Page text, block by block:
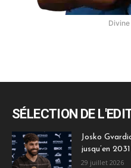
SÉLECTION DE
Josko
jusqu’en 2031
29 juillet 2026